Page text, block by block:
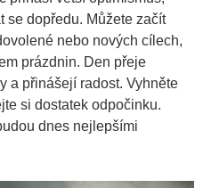
se dopředu. Můžete začít
nebo nových cílech,
prázdnin. Den přeje
a přinášejí radost. Vyhněte
si dostatek odpočinku.
dnes nejlepšími